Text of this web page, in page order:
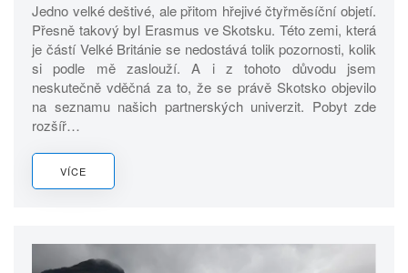
Jedno velké deštivé, ale přitom hřejivé čtyřměsíční objetí.
Přesně takový byl Erasmus ve Skotsku. Této zemi, která
je částí Velké Británie se nedostává tolik pozornosti, kolik
si podle mě zaslouží. A i z tohoto důvodu jsem
neskutečně vděčná za to, že se právě Skotsko objevilo
na seznamu našich partnerských univerzit. Pobyt zde
rozšíř…
VÍCE